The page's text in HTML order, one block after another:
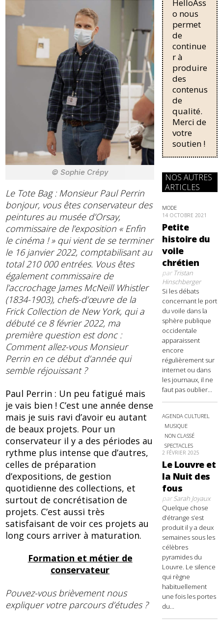
e
b
o
sk
y
© Sophie Crépy
Le Tote Bag : Monsieur Paul Perrin
bonjour, vous êtes conservateur des
peintures au musée d’Orsay,
commissaire de l’exposition « Enfin
le cinéma ! » qui vient de se terminer
le 16 janvier 2022, comptabilisant au
total 210 000 entrées. Vous êtes
également commissaire de
l’accrochage James McNeill Whistler
(1834-1903), chefs-d’œuvre de la
Frick Collection de New York, qui a
débuté ce 8 février 2022, ma
première question est donc :
Comment allez-vous Monsieur
Perrin en ce début d’année qui
semble réjouissant ?
Paul Perrin : Un peu fatigué mais
je vais bien ! C’est une année dense
mais je suis ravi d’avoir eu autant
de beaux projets. Pour un
conservateur il y a des périodes au
rythme plus intense que d’autres,
celles de préparation
d’expositions, de gestion
quotidienne des collections, et
surtout de concrétisation de
projets. C’est aussi très
satisfaisant de voir ces projets au
long cours arriver à maturation.
Formation et métier de
conservateur
Pouvez-vous brièvement nous
expliquer votre parcours d’études ?
pour une
régularisati
on,
passant de
trois...
HelloAss
o nous
permet
de
continue
r à
produire
des
contenus
de
qualité.
Merci de
votre
soutien !
NOS AUTRES
ARTICLES
MODE
14 OCTOBRE 2021
Petite
histoire du
voile
chrétien
parTristan
Hinschberger
Si les débats
concernant le port
du voile dans la
sphère publique
occidentale
apparaissent
encore
régulièrement sur
internet ou dans
les journaux, il ne
faut pas oublier...
AGENDA CULTUREL
MUSIQUE
NON CLASSÉ
SPECTACLES
2 FÉVRIER 2025
Le Louvre et
la Nuit des
fous
parSarah Joyaux
Quelque chose
d’étrange s’est
produit il y a deux
semaines sous les
célèbres
pyramides du
Louvre. Le silence
qui règne
habituellement
une fois les portes
du...